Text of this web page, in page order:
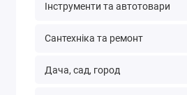
Інструменти та автотовари
Сантехніка та ремонт
Дача, сад, город